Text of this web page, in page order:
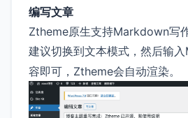
编写文章
Ztheme原生支持Markdown写
建议切换到文本模式，然后输
容即可，Ztheme会自动渲染。